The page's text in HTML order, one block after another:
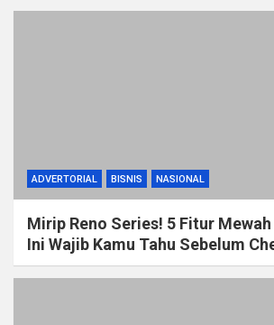
ADVERTORIAL BISNIS NASIONAL
Mirip Reno Series! 5 Fitur Mewah
Ini Wajib Kamu Tahu Sebelum